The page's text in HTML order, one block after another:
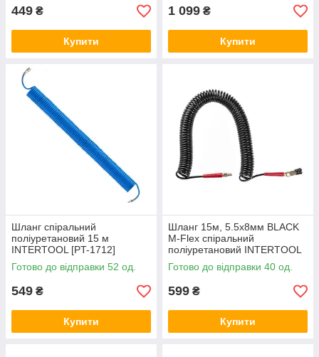
449 ₴
Купити
1 099 ₴
Купити
Шланг спіральний
поліуретановий 15 м
INTERTOOL [PT-1712]
Готово до відправки 52 од.
549 ₴
Купити
Шланг 15м, 5.5х8мм BLACK
M-Flex спіральний
поліуретановий INTERTOOL
[PT-1791]
Готово до відправки 40 од.
599 ₴
Купити